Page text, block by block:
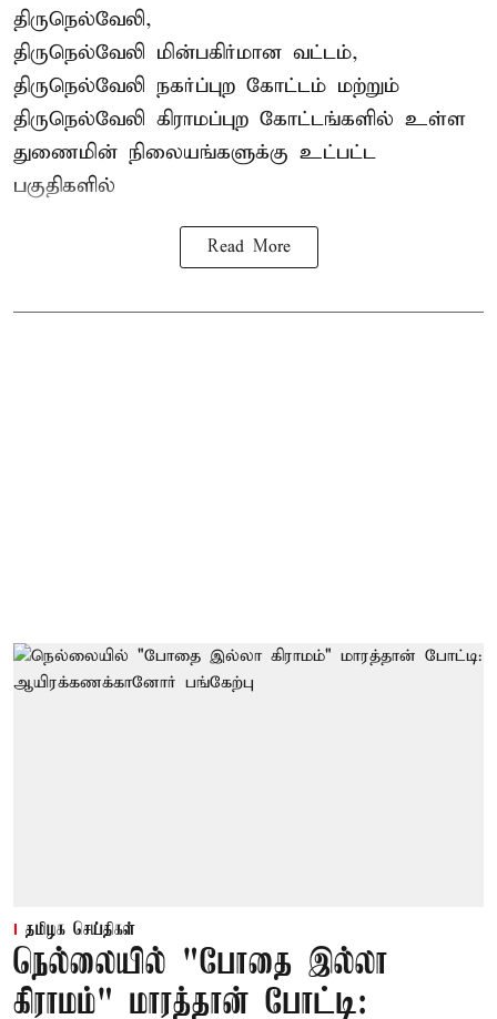
திருநெல்வேலி,
திருநெல்வேலி மின்பகிர்மான வட்டம்,
திருநெல்வேலி நகர்ப்புற கோட்டம் மற்றும்
திருநெல்வேலி கிராமப்புற கோட்டங்களில் உள்ள
துணைமின் நிலையங்களுக்கு உட்பட்ட
பகுதிகளில்
Read More
தமிழக செய்திகள்
நெல்லையில் "போதை இல்லா
கிராமம்" மாரத்தான் போட்டி: